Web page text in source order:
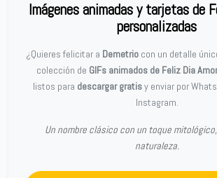
Imágenes animadas y tarjetas de
personalizadas
¿Quieres felicitar a Demetrio con un detalle
colección de GIFs animados de Feliz Dia
listos para descargar gratisy enviar por
Instagram.
Un nombre clásico con un toque
naturaleza.